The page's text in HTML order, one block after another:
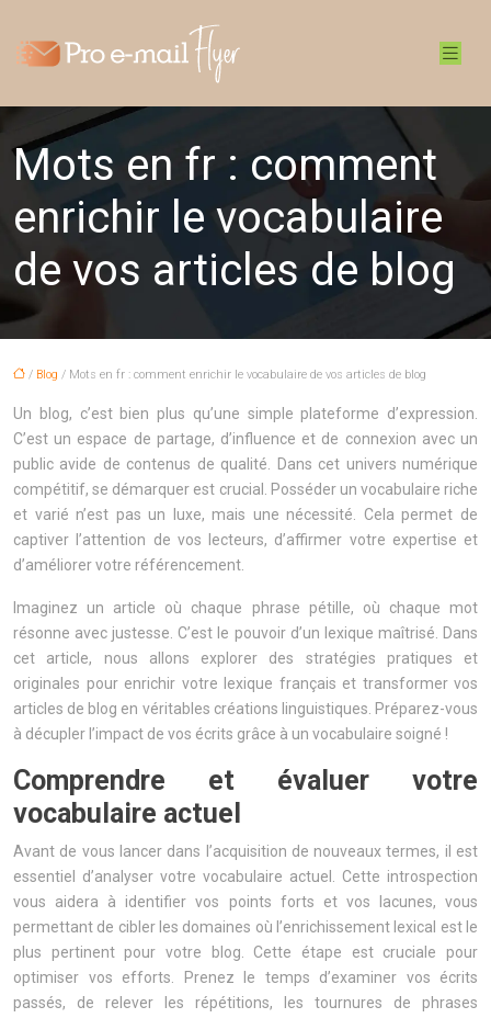
Mots en fr : comment
enrichir le vocabulaire
de vos articles de blog
/ Blog / Mots en fr : comment enrichir le vocabulaire de vos articles de blog
Un blog, c’est bien plus qu’une simple plateforme d’expression.
C’est un espace de partage, d’influence et de connexion avec un
public avide de contenus de qualité. Dans cet univers numérique
compétitif, se démarquer est crucial. Posséder un vocabulaire riche
et varié n’est pas un luxe, mais une nécessité. Cela permet de
captiver l’attention de vos lecteurs, d’affirmer votre expertise et
d’améliorer votre référencement.
Imaginez un article où chaque phrase pétille, où chaque mot
résonne avec justesse. C’est le pouvoir d’un lexique maîtrisé. Dans
cet article, nous allons explorer des stratégies pratiques et
originales pour enrichir votre lexique français et transformer vos
articles de blog en véritables créations linguistiques. Préparez-vous
à décupler l’impact de vos écrits grâce à un vocabulaire soigné !
Comprendre et évaluer votre
vocabulaire actuel
Avant de vous lancer dans l’acquisition de nouveaux termes, il est
essentiel d’analyser votre vocabulaire actuel. Cette introspection
vous aidera à identifier vos points forts et vos lacunes, vous
permettant de cibler les domaines où l’enrichissement lexical est le
plus pertinent pour votre blog. Cette étape est cruciale pour
optimiser vos efforts. Prenez le temps d’examiner vos écrits
passés, de relever les répétitions, les tournures de phrases